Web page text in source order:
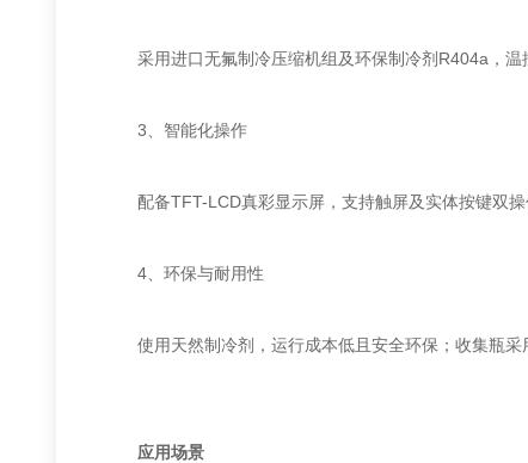
采用进口无氟制冷压缩机组及环保制冷剂R404a，温
‌3、智能化操作‌
配备TFT-LCD真彩显示屏，支持触屏及实体按键双操
‌4、环保与耐用性‌
使用天然制冷剂，运行成本低且安全环保；收集瓶采
应用场景